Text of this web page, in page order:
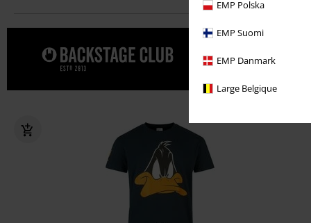
EMP Polska
EMP Suomi
EMP Danmark
Large Belgique
Dopřejte si